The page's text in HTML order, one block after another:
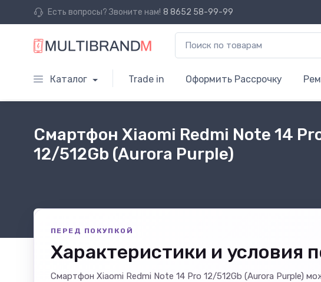
Есть вопросы? Звоните нам! 8 8652 58-99-99
Каталог Trade in Оформить Рассрочку
Смартфон Xiaomi Redmi Note 14
12/512Gb (Aurora Purple)
ПЕРЕД ПОКУПКОЙ
Характеристики и условия
Смартфон Xiaomi Redmi Note 14 Pro 12/512Gb (Aurora Purple)